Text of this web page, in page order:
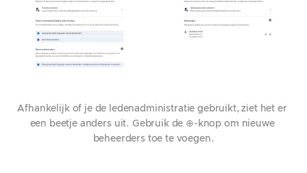
Afhankelijk of je de ledenadministratie gebruikt, ziet het er
een beetje anders uit. Gebruik de ⊕-knop om nieuwe
beheerders toe te voegen.